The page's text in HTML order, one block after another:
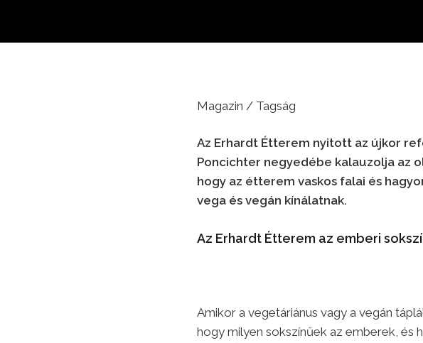
Magazin / Tagság
Az Erhardt Étterem nyitott az újkor
Poncichter negyedébe kalauzolja az
hogy az étterem vaskos falai és
vega és vegán kínálatnak.
Az Erhardt Étterem az emberi
Amikor a vegetáriánus vagy a vegán
hogy milyen sokszínűek az emberek, és